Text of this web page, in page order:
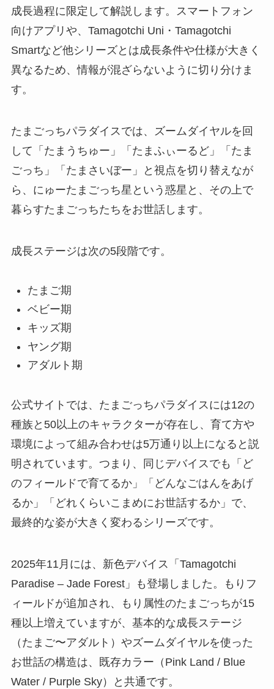
成長過程に限定して解説します。スマートフォン
向けアプリや、Tamagotchi Uni・Tamagotchi
Smartなど他シリーズとは成長条件や仕様が大きく
異なるため、情報が混ざらないように切り分けま
す。
たまごっちパラダイスでは、ズームダイヤルを回
して「たまうちゅー」「たまふぃーるど」「たま
ごっち」「たまさいぼー」と視点を切り替えなが
ら、にゅーたまごっち星という惑星と、その上で
暮らすたまごっちたちをお世話します。
成長ステージは次の5段階です。
たまご期
ベビー期
キッズ期
ヤング期
アダルト期
公式サイトでは、たまごっちパラダイスには12の
種族と50以上のキャラクターが存在し、育て方や
環境によって組み合わせは5万通り以上になると説
明されています。つまり、同じデバイスでも「ど
のフィールドで育てるか」「どんなごはんをあげ
るか」「どれくらいこまめにお世話するか」で、
最終的な姿が大きく変わるシリーズです。
2025年11月には、新色デバイス「Tamagotchi
Paradise – Jade Forest」も登場しました。もりフ
ィールドが追加され、もり属性のたまごっちが15
種以上増えていますが、基本的な成長ステージ
（たまご〜アダルト）やズームダイヤルを使った
お世話の構造は、既存カラー（Pink Land / Blue
Water / Purple Sky）と共通です。